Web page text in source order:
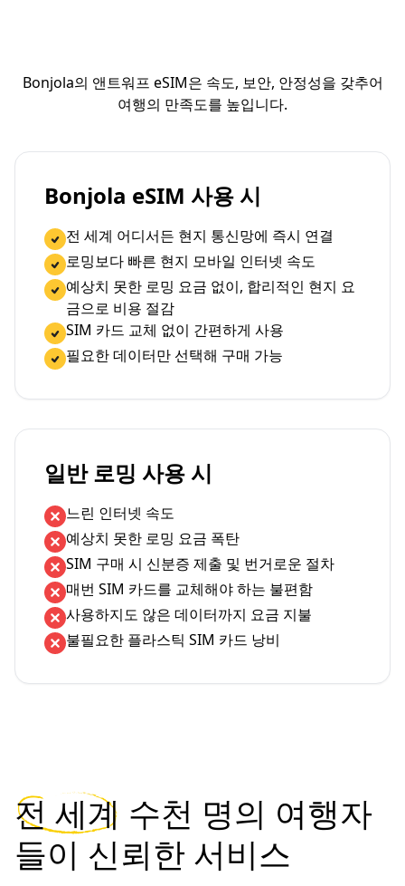
Bonjola의 앤트워프 eSIM은 속도, 보안, 안정성을 갖추어
여행의 만족도를 높입니다.
Bonjola eSIM 사용 시
전 세계 어디서든 현지 통신망에 즉시 연결
로밍보다 빠른 현지 모바일 인터넷 속도
예상치 못한 로밍 요금 없이, 합리적인 현지 요
금으로 비용 절감
SIM 카드 교체 없이 간편하게 사용
필요한 데이터만 선택해 구매 가능
일반 로밍 사용 시
느린 인터넷 속도
예상치 못한 로밍 요금 폭탄
SIM 구매 시 신분증 제출 및 번거로운 절차
매번 SIM 카드를 교체해야 하는 불편함
사용하지도 않은 데이터까지 요금 지불
불필요한 플라스틱 SIM 카드 낭비
전 세계 수천 명의 여행자
들이 신뢰한 서비스